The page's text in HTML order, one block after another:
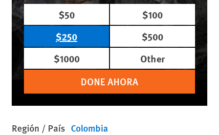
$50
$100
$250
$500
$1000
Other
DONE AHORA
Región / País Colombia